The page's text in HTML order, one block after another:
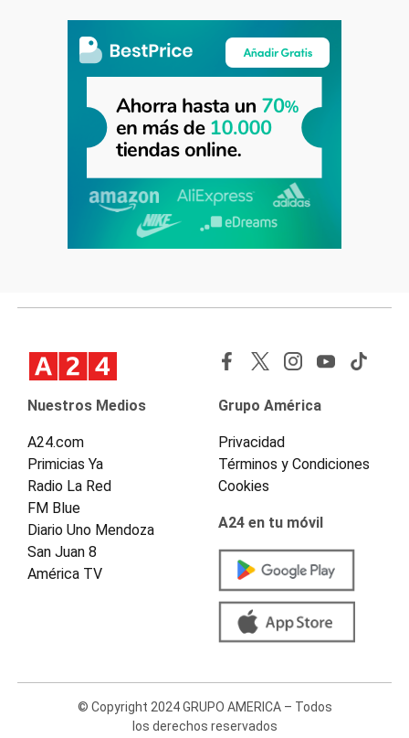
Nuestros Medios
A24.com
Primicias Ya
Radio La Red
FM Blue
Diario Uno Mendoza
San Juan 8
América TV
Grupo América
Privacidad
Términos y Condiciones
Cookies
A24 en tu móvil
© Copyright 2024 GRUPO AMERICA – Todos
los derechos reservados